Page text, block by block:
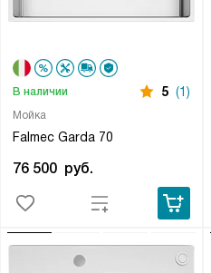
Мойка
Falmec Garda 70
В наличии 5 (1)
76 500 руб.